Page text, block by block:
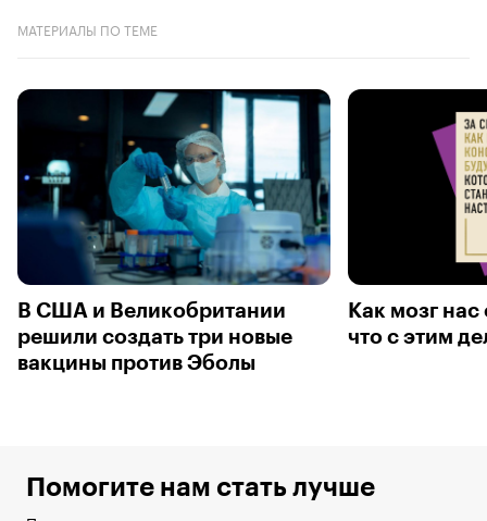
МАТЕРИАЛЫ ПО ТЕМЕ
В США и Великобритании
решили создать три новые
вакцины против Эболы
Как мозг
что с этим
Помогите нам стать лучше